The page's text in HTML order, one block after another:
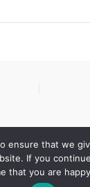
DES MINES |
ensure that we
If you
that you are